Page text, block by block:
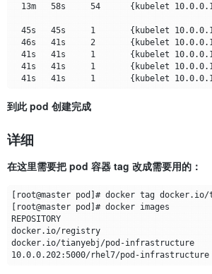
到此 pod 创建完成
详细
在这里需要把 pod 容器 tag 改成需要用的：